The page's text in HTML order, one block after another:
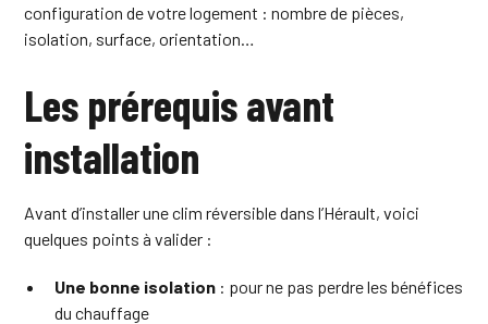
configuration de votre logement : nombre de pièces,
isolation, surface, orientation…
Les prérequis avant
installation
Avant d’installer une clim réversible dans l’Hérault, voici
quelques points à valider :
Une bonne isolation : pour ne pas perdre les bénéfices
du chauffage